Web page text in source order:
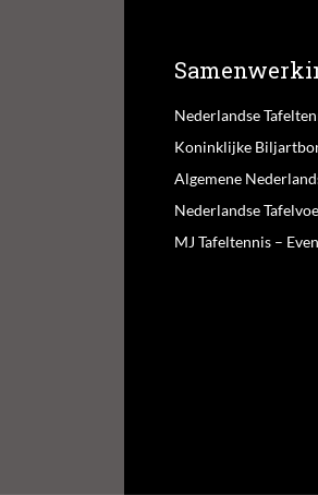
Nederlandse
Koninklijke
Algemene
Nederlandse
MJ Tafeltennis –